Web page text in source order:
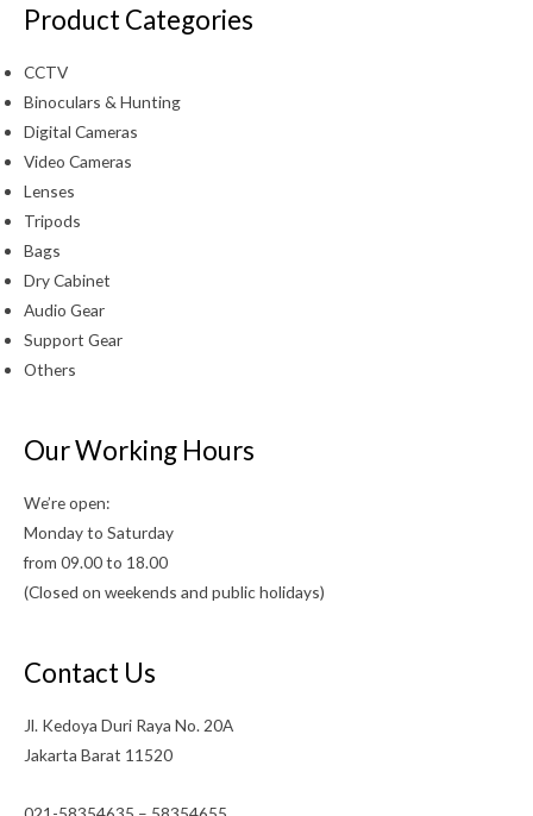
Product Categories
CCTV
Binoculars & Hunting
Digital Cameras
Video Cameras
Lenses
Tripods
Bags
Dry Cabinet
Audio Gear
Support Gear
Others
Our Working Hours
We’re open:
Monday to Saturday
from 09.00 to 18.00
(Closed on weekends and public holidays)
Contact Us
Jl. Kedoya Duri Raya No. 20A
Jakarta Barat 11520